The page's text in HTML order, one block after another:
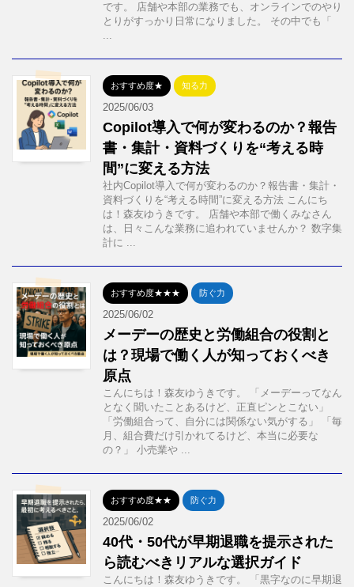
です。 店舗や本部の業務でも、オンラインでのやり
とりがすっかり日常になりました。 その中でも「
...
おすすめ度★ 知る力
2025/06/03
Copilot導入で何が変わるのか？報告
書・集計・資料づくりを“考える時
間”に変える方法
社内Copilot導入で何が変わるのか？報告書・集計・
資料づくりを“考える時間”に変える方法 こんにち
は！森友ゆうきです。 店舗や本部で働くみなさん
は、日々こんな業務に追われていませんか？ 数字集
計に ...
おすすめ度★★★ 防ぐ力
2025/06/02
メーデーの歴史と労働組合の役割と
は？現場で働く人が知っておくべき
原点
こんにちは！森友ゆうきです。 「メーデーってなん
となく聞いたことあるけど、正直ピンとこない」
「労働組合って、自分には関係ない気がする」 「毎
月、組合費だけ引かれてるけど、本当に必要な
の？」 小売業や ...
おすすめ度★★ 防ぐ力
2025/06/02
40代・50代が早期退職を提示された
ら読むべきリアルな選択ガイド
こんにちは！森友ゆうきです。 「黒字なのに早期退